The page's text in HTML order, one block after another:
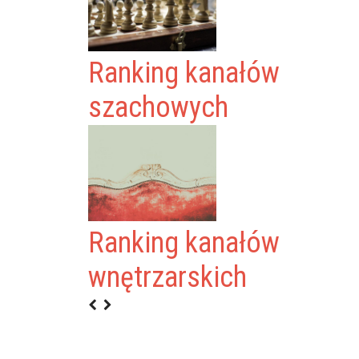
Ranking kanałów
szachowych
Ranking kanałów
wnętrzarskich